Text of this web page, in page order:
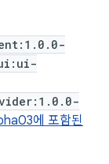
에 포함된